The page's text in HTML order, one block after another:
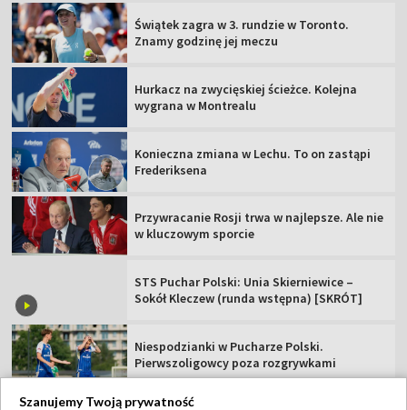
Świątek zagra w 3. rundzie w Toronto.
Znamy godzinę jej meczu
Hurkacz na zwycięskiej ścieżce. Kolejna
wygrana w Montrealu
Konieczna zmiana w Lechu. To on zastąpi
Frederiksena
Przywracanie Rosji trwa w najlepsze. Ale nie
w kluczowym sporcie
STS Puchar Polski: Unia Skierniewice –
Sokół Kleczew (runda wstępna) [SKRÓT]
Niespodzianki w Pucharze Polski.
Pierwszoligowcy poza rozgrywkami
Szanujemy Twoją prywatność